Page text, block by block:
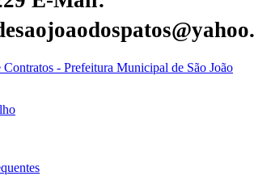
Contratos - Prefeitura Municipal de São João